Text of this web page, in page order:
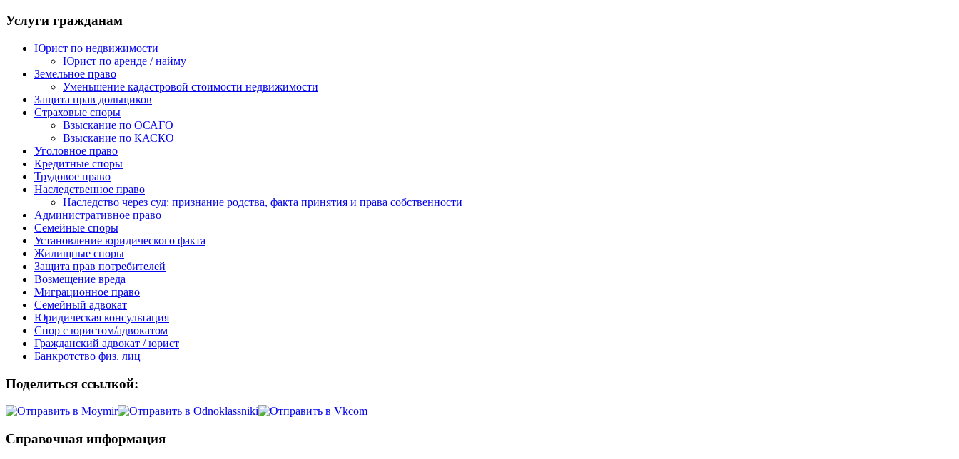
Услуги гражданам
Юрист по недвижимости
Юрист по аренде / найму
Земельное право
Уменьшение кадастровой стоимости недвижимости
Защита прав дольщиков
Страховые споры
Взыскание по ОСАГО
Взыскание по КАСКО
Уголовное право
Кредитные споры
Трудовое право
Наследственное право
Наследство через суд: признание родства, факта принятия и права собственности
Административное право
Семейные споры
Установление юридического факта
Жилищные споры
Защита прав потребителей
Возмещение вреда
Миграционное право
Семейный адвокат
Юридическая консультация
Спор с юристом/адвокатом
Гражданский адвокат / юрист
Банкротство физ. лиц
Поделиться ссылкой:
Справочная информация